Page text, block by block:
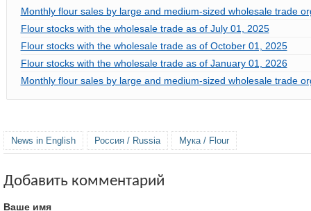
Monthly flour sales by large and medium-sized wholesale trade
Flour stocks with the wholesale trade as of July 01, 2025
Flour stocks with the wholesale trade as of October 01, 2025
Flour stocks with the wholesale trade as of January 01, 2026
Monthly flour sales by large and medium-sized wholesale trade
News in English Россия / Russia Мука / Flour
Добавить комментарий
Ваше имя